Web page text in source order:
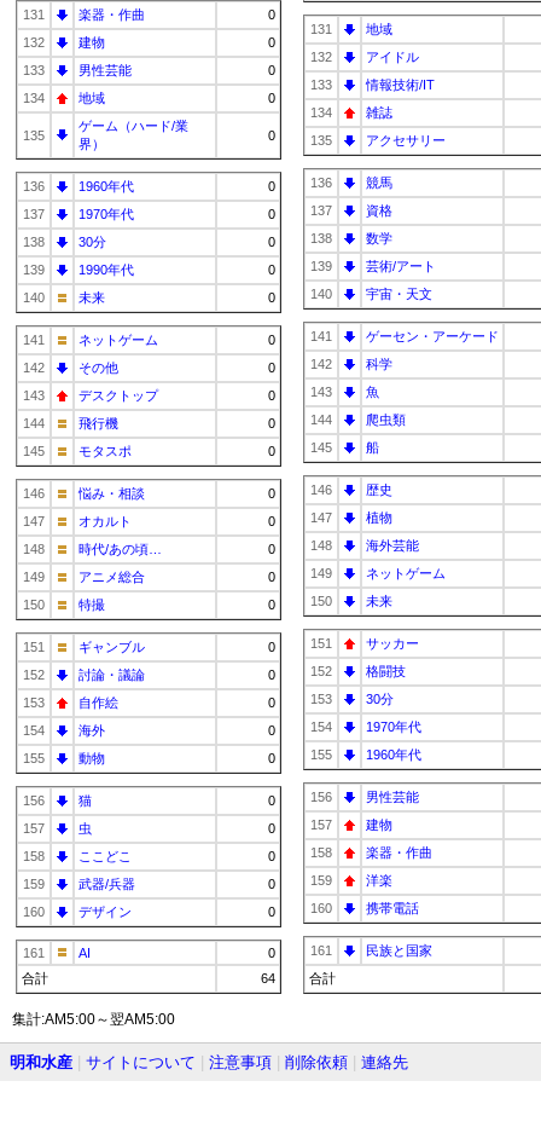
131 楽器・作曲
0
132
建物
0
133
男性芸能
0
134
地域 0
135
ゲーム（ハード/業
界）
0
136 1960年代
0
137
1970年代
0
138
30分
0
139
1990年代
0
140
未来 0
141 ネットゲーム
0
142
その他
0
143
デスクトップ
0
144
飛行機
0
145
モタスポ 0
146 悩み・相談
0
147
オカルト
0
148
時代/あの頃…
0
149
アニメ総合
0
150
特撮 0
151 ギャンブル
0
152
討論・議論
0
153
自作絵
0
154
海外
0
155
動物 0
156 猫
0
157
虫
0
158
ここどこ
0
159
武器/兵器
0
160
デザイン 0
161 AI
0
合計
64
131
地域
132
アイドル
133
情報技術/IT
134
雑誌
135
アクセサリー
136
競馬
137
資格
138
数学
139
芸術/アート
140
宇宙・天文
141
ゲーセン・アーケード
142
科学
143
魚
144
爬虫類
145
船
146
歴史
147
植物
148
海外芸能
149
ネットゲーム
150
未来
151
サッカー
152
格闘技
153
30分
154
1970年代
155
1960年代
156
男性芸能
157
建物
158
楽器・作曲
159
洋楽
160
携帯電話
161
民族と国家
合計
集計:AM5:00～翌AM5:00
明和水産 サイトについて 注意事項 削除依頼 連絡先